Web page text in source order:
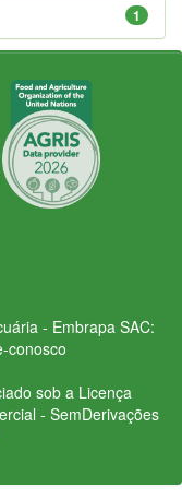
1
- Embrapa SAC:
conosco
sob a Licença
- SemDerivações